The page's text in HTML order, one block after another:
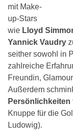
mit Make-
up-Stars
wie Lloyd
Yannick Vaudry
seither sowohl in
zahlreiche
Freundin,
Außerdem
Knuppe für die
Ludowig).